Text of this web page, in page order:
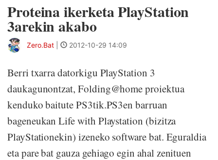
Proteina ikerketa PlayStation
3arekin akabo
Zero.Bat 2012-10-29 14:09
Berri txarra datorkigu PlayStation 3
daukagunontzat, Folding@home proiektua
kenduko baitute PS3tik.PS3en barruan
bageneukan Life with Playstation (bizitza
PlayStationekin) izeneko software bat. Eguraldia
eta pare bat gauza gehiago egin ahal zenituen